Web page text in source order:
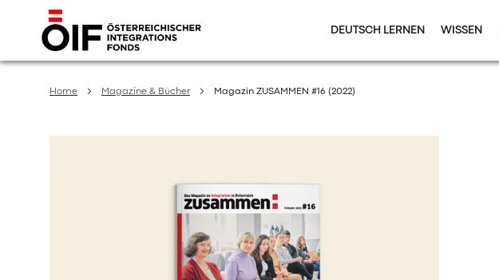
Direkt
zum
DEUTSCH LERNEN WISSEN
Home Magazine & Bücher Magazin ZUSAMMEN #16 (2022)